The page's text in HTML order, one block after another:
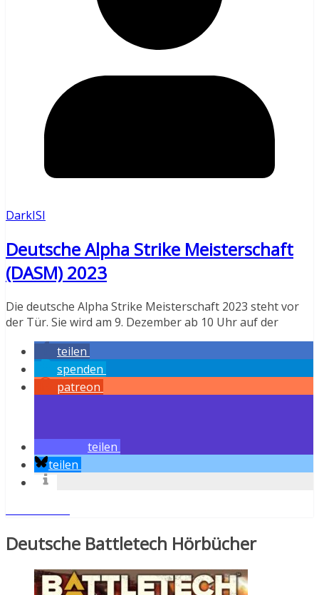
DarkISI
Deutsche Alpha Strike Meisterschaft
(DASM) 2023
Die deutsche Alpha Strike Meisterschaft 2023 steht vor
der Tür. Sie wird am 9. Dezember ab 10 Uhr auf der
teilen
spenden
patreon
teilen
teilen
Deutsche Battletech Hörbücher